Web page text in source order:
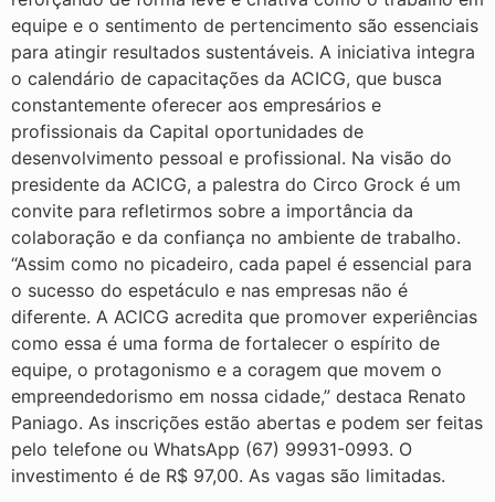
equipe e o sentimento de pertencimento são essenciais
para atingir resultados sustentáveis. A iniciativa integra
o calendário de capacitações da ACICG, que busca
constantemente oferecer aos empresários e
profissionais da Capital oportunidades de
desenvolvimento pessoal e profissional. Na visão do
presidente da ACICG, a palestra do Circo Grock é um
convite para refletirmos sobre a importância da
colaboração e da confiança no ambiente de trabalho.
“Assim como no picadeiro, cada papel é essencial para
o sucesso do espetáculo e nas empresas não é
diferente. A ACICG acredita que promover experiências
como essa é uma forma de fortalecer o espírito de
equipe, o protagonismo e a coragem que movem o
empreendedorismo em nossa cidade,” destaca Renato
Paniago. As inscrições estão abertas e podem ser feitas
pelo telefone ou WhatsApp (67) 99931-0993. O
investimento é de R$ 97,00. As vagas são limitadas.